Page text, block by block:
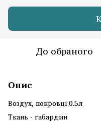
До обраного
Опис
Воздух, покровці 0.5л
Ткань - габардин